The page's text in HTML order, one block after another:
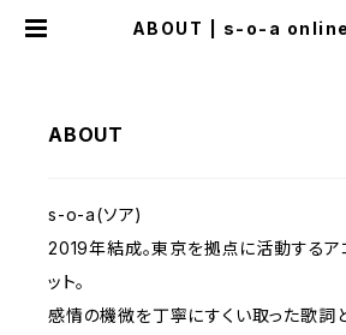
ABOUT | s-o-a
ABOUT
s-o-a(ソア)
2019年結成。東京を拠点に活動するア
ット。
感情の機微を丁寧にすくい取った歌詞